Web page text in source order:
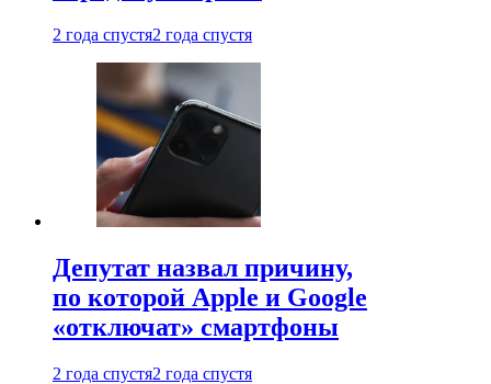
2 года спустя2 года спустя
Депутат назвал причину,
по которой Apple и Google
«отключат» смартфоны
2 года спустя2 года спустя